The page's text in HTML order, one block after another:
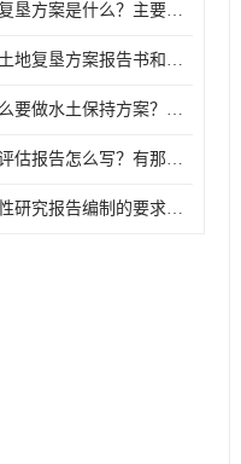
土地复垦方案是什么？主要编制什么内容？
关于土地复垦方案报告书和报告表编制的问题？
为什么要做水土保持方案？需要验收水保方案吗？
节能评估报告怎么写？有那些要求？
可行性研究报告编制的要求？什么是可行性研究报告？